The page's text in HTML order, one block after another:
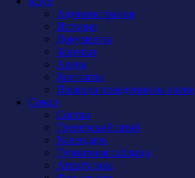
Администрация
История
Документы
Закупки
Арена
Контакты
Правила поведения на арене
Сокол
Состав
Тренерский штаб
Календарь
Турнирная таблица
Атрибутика